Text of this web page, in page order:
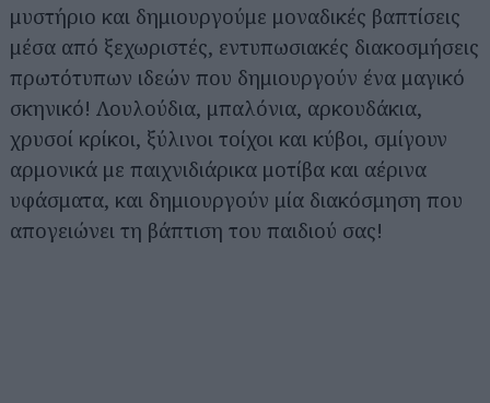
μυστήριο και δημιουργούμε μοναδικές βαπτίσεις
μέσα από ξεχωριστές, εντυπωσιακές διακοσμήσεις
πρωτότυπων ιδεών που δημιουργούν ένα μαγικό
σκηνικό! Λουλούδια, μπαλόνια, αρκουδάκια,
χρυσοί κρίκοι, ξύλινοι τοίχοι και κύβοι, σμίγουν
αρμονικά με παιχνιδιάρικα μοτίβα και αέρινα
υφάσματα, και δημιουργούν μία διακόσμηση που
απογειώνει τη βάπτιση του παιδιού σας!